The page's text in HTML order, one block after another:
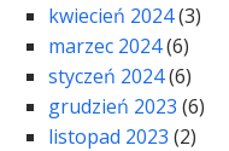
kwiecień 2024(3)
marzec 2024(6)
styczeń 2024(6)
grudzień 2023 (6)
listopad 2023 (2)